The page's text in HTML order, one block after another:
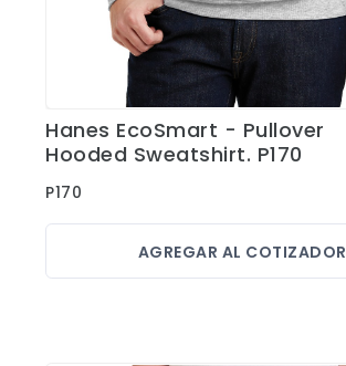
Ver Detalles
Hanes EcoSmart - Pullover
Hooded Sweatshirt. P170
P170
AGREGAR AL COTIZADOR